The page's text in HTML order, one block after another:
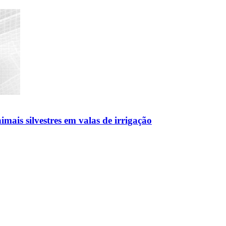
silvestres em valas de irrigação